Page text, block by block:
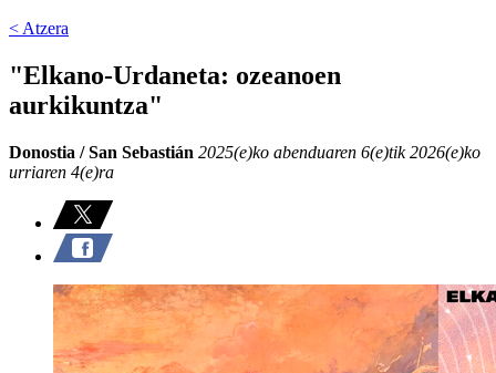
< Atzera
"Elkano-Urdaneta: ozeanoen
aurkikuntza"
Donostia / San Sebastián 2025(e)ko abenduaren 6(e)tik 2026(e)ko
urriaren 4(e)ra